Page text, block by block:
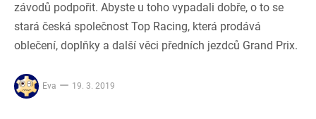
závodů podpořit. Abyste u toho vypadali dobře, o to se
stará česká společnost Top Racing, která prodává
oblečení, doplňky a další věci předních jezdců Grand Prix.
Eva 19. 3. 2019